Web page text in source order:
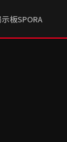
板SPORA